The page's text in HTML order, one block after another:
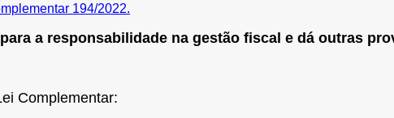
194/2022.
a responsabilidade na gestão fiscal e dá outras
Complementar: